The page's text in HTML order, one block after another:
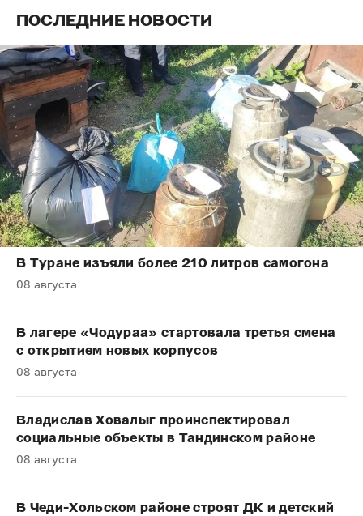
ПОСЛЕДНИЕ НОВОСТИ
В Туране изъяли более 210 литров самогона
08 августа
В лагере «Чодураа» стартовала третья смена
с открытием новых корпусов
08 августа
Владислав Ховалыг проинспектировал
социальные объекты в Тандинском районе
08 августа
В Чеди-Хольском районе строят ДК и детский